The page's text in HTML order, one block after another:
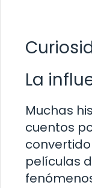
La
Muchas
cuentos
películas